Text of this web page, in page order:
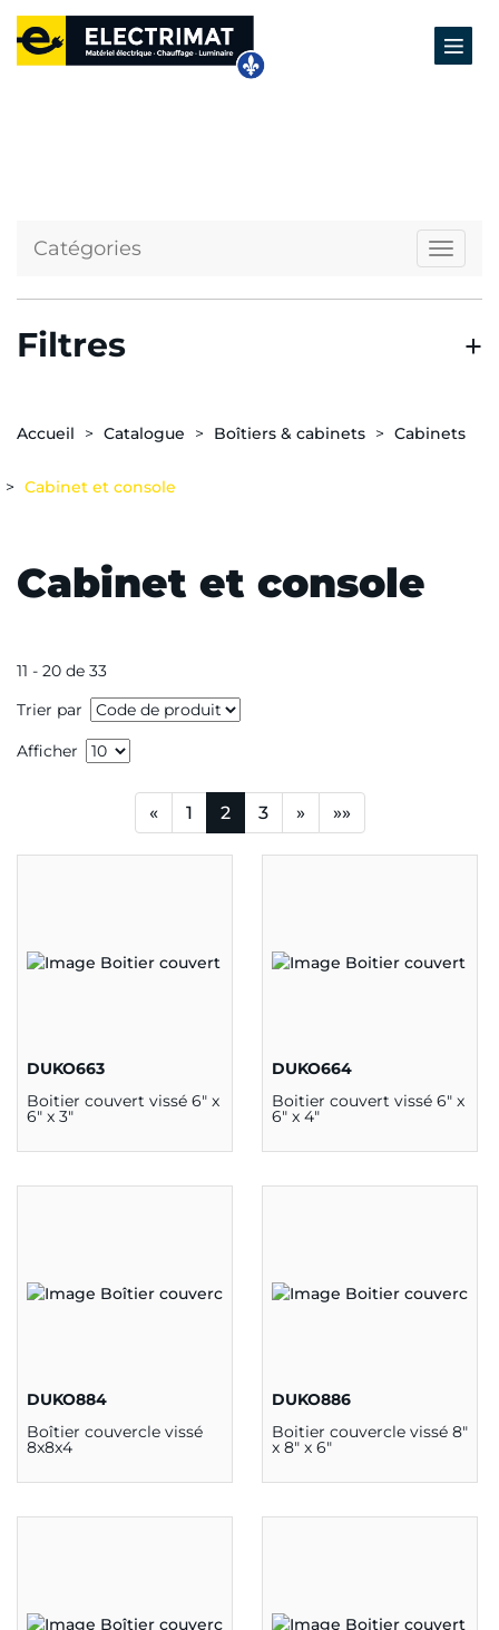
Catégories
Filtres
Accueil Catalogue Boîtiers & cabinets Cabinets
Cabinet et console
Cabinet et console
11 - 20 de 33
Trier par
Afficher
« 1 2 3 » »»
DUKO663
Boitier couvert vissé 6" x
6" x 3"
DUKO664
Boitier couvert vissé 6" x
6" x 4"
DUKO884
Boîtier couvercle vissé
8x8x4
DUKO886
Boitier couvercle vissé 8"
x 8" x 6"